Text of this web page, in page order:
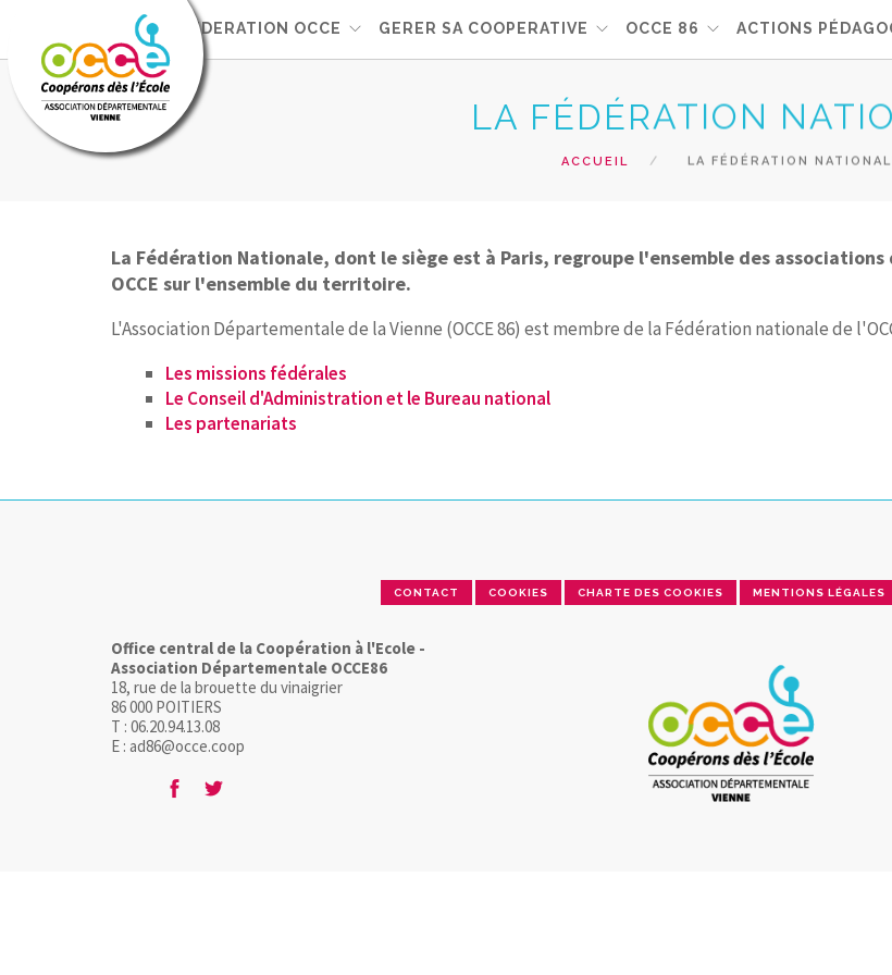
FEDERATION OCCE GERER SA COOPERATIVE OCCE 86 ACTIONS
LA FÉDÉRATION
ACCUEIL LA FÉDÉRATION
La Fédération Nationale, dont le siège est à Paris, regroupe l'ensemble des
OCCE sur l'ensemble du territoire.
L'Association Départementale de la Vienne (OCCE 86) est membre de la Fédération nationale de
Les missions fédérales
Le Conseil d'Administration et le Bureau national
Les partenariats
CONTACT COOKIES CHARTE DES COOKIES MENTIONS LÉGALES
Office central de la Coopération à l'Ecole -
Association Départementale OCCE86
18, rue de la brouette du vinaigrier
86 000 POITIERS
T : 06.20.94.13.08
E : ad86@occe.coop